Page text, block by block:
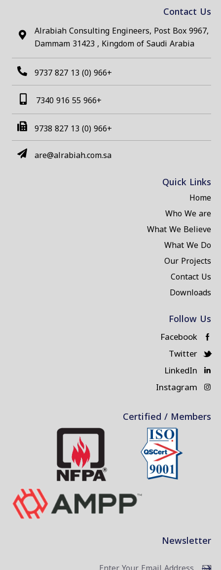
Contact Us
Alrabiah Consulting Engineers, Post Box 9967,
Dammam 31423 , Kingdom of Saudi Arabia
+966 (0) 13 827 9737
+966 55 916 7340​
+966 (0) 13 827 9738
are@alrabiah.com.sa
Quick Links
Home
Who We are
What We Believe
What We Do
Our Projects
Contact Us
Downloads
Follow Us
Facebook
Twitter
LinkedIn
Instagram
Certified / Members
Newsletter